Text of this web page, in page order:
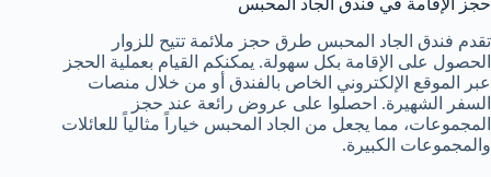
حجز الإقامة في فندق الجاد المحبس
تقدم فندق الجاد المحبس طرق حجز ملائمة تتيح للزوار
الحصول على الإقامة بكل سهولة. يمكنكم القيام بعملية الحجز
عبر الموقع الإلكتروني الخاص بالفندق أو من خلال منصات
السفر الشهيرة. احصلوا على عروض رائعة عند حجز
المجموعات، مما يجعل من الجاد المحبس خياراً مثالياً للعائلات
والمجموعات الكبيرة.